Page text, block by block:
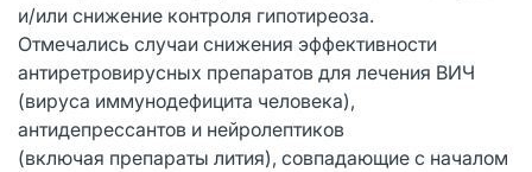
и/или снижение контроля гипотиреоза.
Отмечались случаи снижения эффективности
антиретровирусных препаратов для лечения ВИЧ
(вируса иммунодефицита человека),
антидепрессантов и нейролептиков
(включая препараты лития), совпадающие с началом